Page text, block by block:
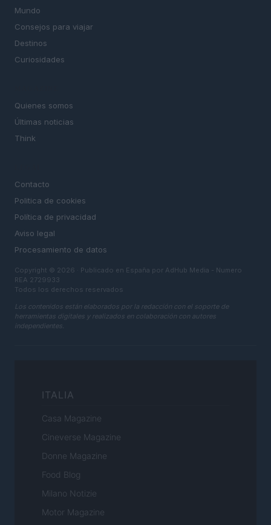
Mundo
Consejos para viajar
Destinos
Curiosidades
Quienes somos
Últimas noticias
Think
Contacto
Politica de cookies
Política de privacidad
Aviso legal
Procesamiento de datos
Copyright © 2026 · Publicado en España por AdHub Media - Numero
REA 2729933
Todos los derechos reservados
Los contenidos están elaborados por la redacción con el soporte de
herramientas digitales y realizados en colaboración con autores
independientes.
ITALIA
Casa Magazine
Cineverse Magazine
Donne Magazine
Food Blog
Milano Notizie
Motor Magazine